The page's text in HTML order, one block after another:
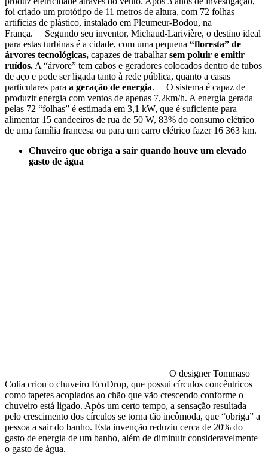
foi criado um protótipo de 11 metros de altura, com 72 folhas
artificias de plástico, instalado em Pleumeur-Bodou, na
França. Segundo seu inventor, Michaud-Larivière, o destino ideal
para estas turbinas é a cidade, com uma pequena “floresta” de
árvores tecnológicas, capazes de trabalharsem poluir e emitir
ruídos. A “árvore” tem cabos e geradores colocados dentro de tubos
de aço e pode ser ligada tanto à rede pública, quanto a casas
particulares para a geração de energia. O sistema é capaz de
produzir energia com ventos de apenas 7,2km/h. A energia gerada
pelas 72 “folhas” é estimada em 3,1 kW, que é suficiente para
alimentar 15 candeeiros de rua de 50 W, 83% do consumo elétrico
de uma família francesa ou para um carro elétrico fazer 16 363 km.
Chuveiro que obriga a sair quando houve um elevado
gasto de água
O designer Tommaso
Colia criou o chuveiro EcoDrop, que possui círculos concêntricos
como tapetes acoplados ao chão que vão crescendo conforme o
chuveiro está ligado. Após um certo tempo, a sensação resultada
pelo crescimento dos círculos se torna tão incômoda, que “obriga” a
pessoa a sair do banho. Esta invenção reduziu cerca de 20% do
gasto de energia de um banho, além de diminuir consideravelmente
o gasto de água.